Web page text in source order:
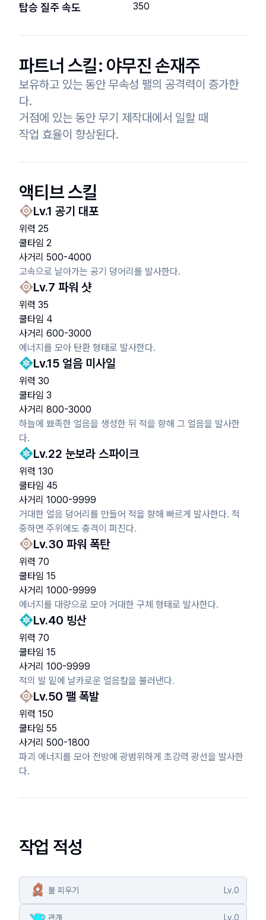
탑승 질주 속도 350
파트너 스킬: 야무진 손재주
보유하고 있는 동안 무속성 팰의 공격력이 증가한
다.
거점에 있는 동안 무기 제작대에서 일할 때
작업 효율이 향상된다.
액티브 스킬
Lv.1 공기 대포
위력 25
쿨타임 2
사거리 500-4000
고속으로 날아가는 공기 덩어리를 발사한다.
Lv.7 파워 샷
위력 35
쿨타임 4
사거리 600-3000
에너지를 모아 탄환 형태로 발사한다.
Lv.15 얼음 미사일
위력 30
쿨타임 3
사거리 800-3000
하늘에 뾰족한 얼음을 생성한 뒤 적을 향해 그 얼음을 발사한
다.
Lv.22 눈보라 스파이크
위력 130
쿨타임 45
사거리 1000-9999
거대한 얼음 덩어리를 만들어 적을 향해 빠르게 발사한다. 적
중하면 주위에도 충격이 퍼진다.
Lv.30 파워 폭탄
위력 70
쿨타임 15
사거리 1000-9999
에너지를 대량으로 모아 거대한 구체 형태로 발사한다.
Lv.40 빙산
위력 70
쿨타임 15
사거리 100-9999
적의 발 밑에 날카로운 얼음칼을 불러낸다.
Lv.50 팰 폭발
위력 150
쿨타임 55
사거리 500-1800
파괴 에너지를 모아 전방에 광범위하게 초강력 광선을 발사한
다.
작업 적성
불 피우기 Lv.0
관개 Lv.0